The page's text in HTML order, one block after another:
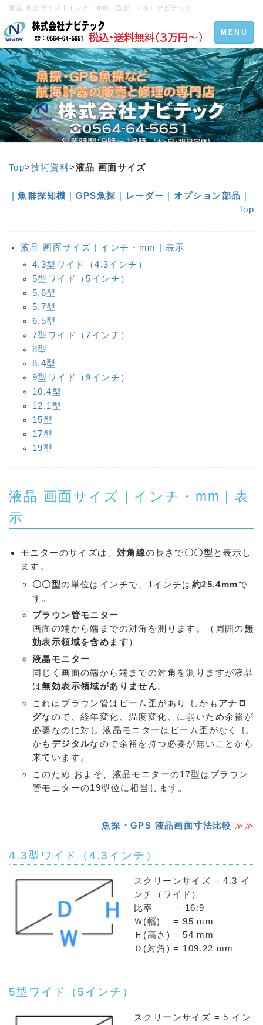
液晶 画面サイズ | インチ・mm | 魚探 -（株）ナビテック
Toggle
navigation
MENU
Top>技術資料>液晶 画面サイズ
|魚群探知機 | GPS魚探 | レーダー | オプション部品 | -
Top
液晶 画面サイズ | インチ・mm | 表示
4.3型ワイド（4.3インチ）
5型ワイド（5インチ）
5.6型
5.7型
6.5型
7型ワイド（7インチ）
8型
8.4型
9型ワイド（9インチ）
10.4型
12.1型
15型
17型
19型
液晶 画面サイズ | インチ・mm | 表
示
モニターのサイズは、 対角線の長さで〇〇型 と表示し
ます。
〇〇型の単位はインチで、1インチは約25.4mmで
す。
ブラウン管モニター
画面の端から端までの対角を測ります。（周囲の無
効表示領域を含めます）
液晶モニター
同じく画面の端から端までの対角を測りますが液晶
は無効表示領域がありません。
これはブラウン管はビーム歪があり しかも アナロ
グなので、経年変化、温度変化、に弱いため余裕が
必要なのに対し 液晶モニターはビーム歪がなく し
かも デジタルなので余裕を持つ必要が無いことから
来ています。
このため およそ、液晶モニターの17型はブラウン
管モニターの19型位に相当します。
魚探・GPS 液晶画面寸法比較 ≫≫
4.3型ワイド（4.3インチ）
スクリーンサイズ = 4.3 イ
ンチ（ワイド）
比率 = 16:9
Ｗ(幅) = 95 mm
Ｈ(高さ) = 54 mm
Ｄ(対角) = 109.22 mm
5型ワイド（5インチ）
スクリーンサイズ = 5 イン